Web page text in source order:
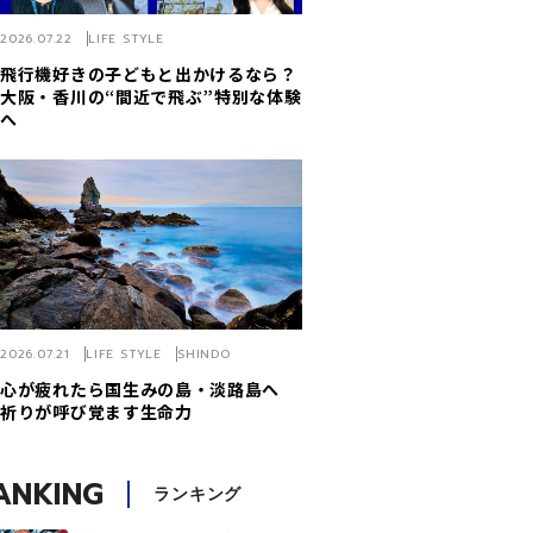
飛行機好きの子どもと出かけるなら？
大阪・香川の“間近で飛ぶ”特別な体験
へ
2026.07.22 LIFE STYLE
心が疲れたら国生みの島・淡路島へ
祈りが呼び覚ます生命力
2026.07.21 LIFE STYLE SHINDO
ランキング